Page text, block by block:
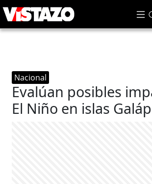
Nacional
Evalúan posibles
El Niño en islas